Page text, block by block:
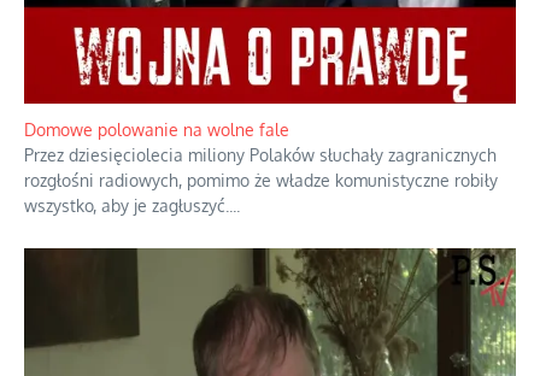
Historyczne fikołki zagranicznego obserwatora dziejów
Fascynowało go, że w różnych miejscach te same wydarzenia
pamiętano zupełnie inaczej i budowano wokół nich odmienne
opowieści....